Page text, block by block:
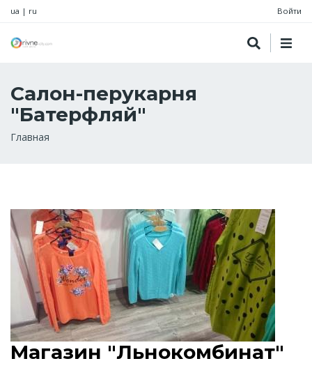
ua | ru Войти
Салон-перукарня
"Батерфляй"
Строка
Главная
Магазин "Льнокомбинат"